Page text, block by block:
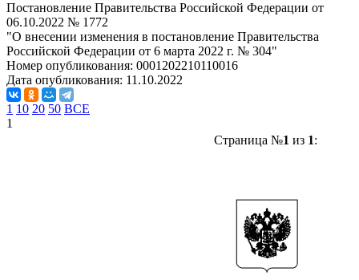
Постановление Правительства Российской Федерации от
06.10.2022 № 1772
"О внесении изменения в постановление Правительства
Российской Федерации от 6 марта 2022 г. № 304"
Номер опубликования: 0001202210110016
Дата опубликования: 11.10.2022
1 10 20 50 ВСЕ
1
Страница №1 из 1: